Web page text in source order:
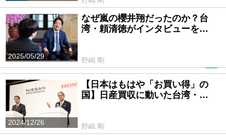
2025/05/29
なぜ嵐の櫻井翔だったのか？台
湾・頼清徳がインタビューを…
野嶋 剛
2024/12/26
【日本はもはや「お買い得」の
国】日産買収に動いた台湾・…
野嶋 剛